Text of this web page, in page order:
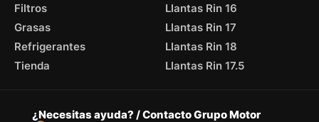
Filtros
Grasas
Refrigerantes
Tienda
Llantas Rin 16
Llantas Rin 17
Llantas Rin 18
Llantas Rin 17.5
¿Necesitas ayuda? / Contacto Grupo Motor